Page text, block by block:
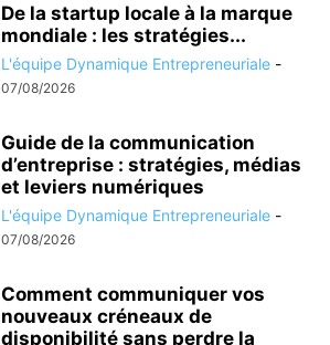
De la startup locale à la marque
mondiale : les stratégies...
L'équipe Dynamique Entrepreneuriale -
07/08/2026
Guide de la communication
d’entreprise : stratégies, médias
et leviers numériques
L'équipe Dynamique Entrepreneuriale -
07/08/2026
Comment communiquer vos
nouveaux créneaux de
disponibilité sans perdre la